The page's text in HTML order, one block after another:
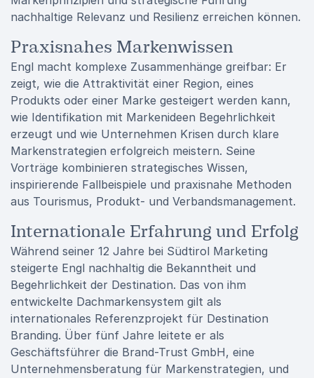
nachhaltige Relevanz und Resilienz erreichen können.
Praxisnahes Markenwissen
Engl macht komplexe Zusammenhänge greifbar: Er
zeigt, wie die Attraktivität einer Region, eines
Produkts oder einer Marke gesteigert werden kann,
wie Identifikation mit Markenideen Begehrlichkeit
erzeugt und wie Unternehmen Krisen durch klare
Markenstrategien erfolgreich meistern. Seine
Vorträge kombinieren strategisches Wissen,
inspirierende Fallbeispiele und praxisnahe Methoden
aus Tourismus, Produkt- und Verbandsmanagement.
Internationale Erfahrung und Erfolg
Während seiner 12 Jahre bei Südtirol Marketing
steigerte Engl nachhaltig die Bekanntheit und
Begehrlichkeit der Destination. Das von ihm
entwickelte Dachmarkensystem gilt als
internationales Referenzprojekt für Destination
Branding. Über fünf Jahre leitete er als
Geschäftsführer die Brand-Trust GmbH, eine
Unternehmensberatung für Markenstrategien, und